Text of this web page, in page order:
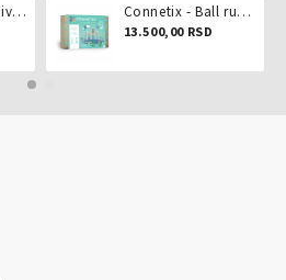
Connetix - Creative pack 102 dela Connetix - Ball run pastel 106 delova
13.500,00 RSD